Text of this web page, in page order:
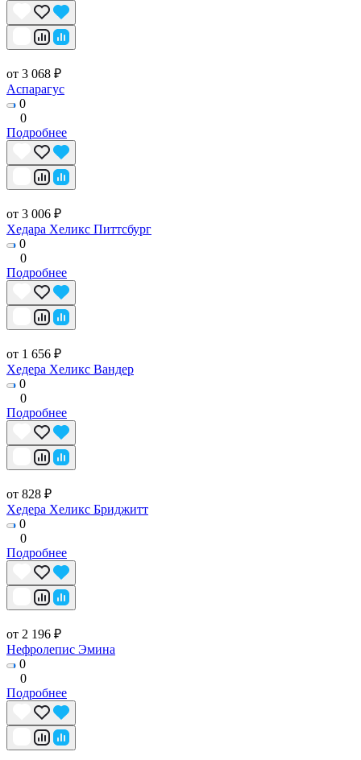
от 3 068 ₽
Аспарагус
0
0
Подробнее
от 3 006 ₽
Хедара Хеликс Питтсбург
0
0
Подробнее
от 1 656 ₽
Хедера Хеликс Вандер
0
0
Подробнее
от 828 ₽
Хедера Хеликс Бриджитт
0
0
Подробнее
от 2 196 ₽
Нефролепис Эмина
0
0
Подробнее